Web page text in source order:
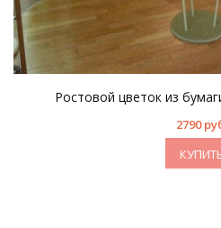
Ростовой цветок из
2790